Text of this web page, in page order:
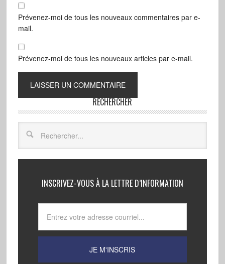
Prévenez-moi de tous les nouveaux commentaires par e-
mail.
Prévenez-moi de tous les nouveaux articles par e-mail.
RECHERCHER
INSCRIVEZ-VOUS À LA LETTRE D’INFORMATION